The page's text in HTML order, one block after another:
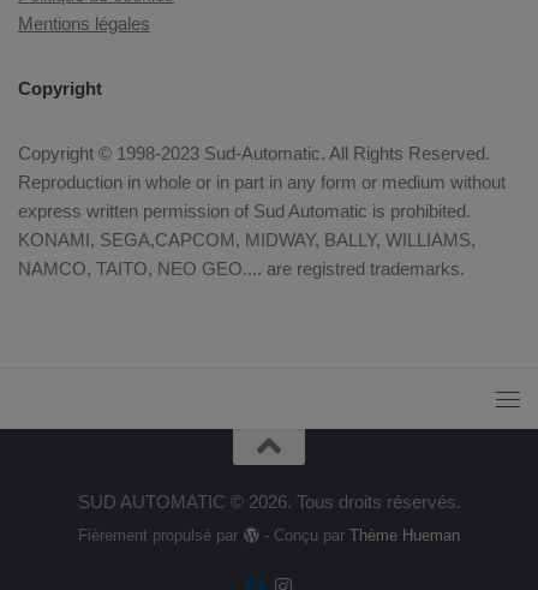
Mentions légales
Copyright
Copyright © 1998-2023 Sud-Automatic. All Rights Reserved.
Reproduction in whole or in part in any form or medium without
express written permission of Sud Automatic is prohibited.
KONAMI, SEGA,CAPCOM, MIDWAY, BALLY, WILLIAMS,
NAMCO, TAITO, NEO GEO.... are registred trademarks.
SUD AUTOMATIC © 2026. Tous droits réservés.
Fièrement propulsé par - Conçu par Thème Hueman